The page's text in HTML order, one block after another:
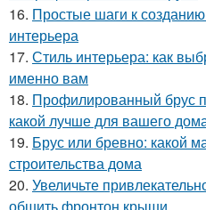
16. Простые шаги к
интерьера
17. Стиль интерьера: как
именно вам
18. Профилированный брус
какой лучше для вашего
19. Брус или бревно: какой
строительства дома
20. Увеличьте
обшить фронтон крыши